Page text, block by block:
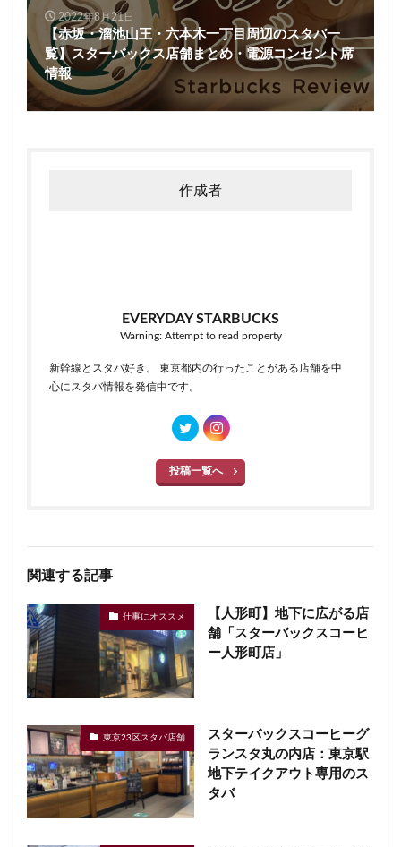
2022年8月21日
【赤坂・溜池山王・六本木一丁目周辺のスタバ一
覧】スターバックス店舗まとめ・電源コンセント席
情報
作成者
EVERYDAY STARBUCKS
Warning: Attempt to read property
新幹線とスタバ好き。 東京都内の行ったことがある店舗を中
心にスタバ情報を発信中です。
投稿一覧へ
関連する記事
仕事にオススメ
【人形町】地下に広がる店
舗「スターバックスコーヒ
ー人形町店」
東京23区スタバ店舗
スターバックスコーヒーグ
ランスタ丸の内店：東京駅
地下テイクアウト専用のス
タバ